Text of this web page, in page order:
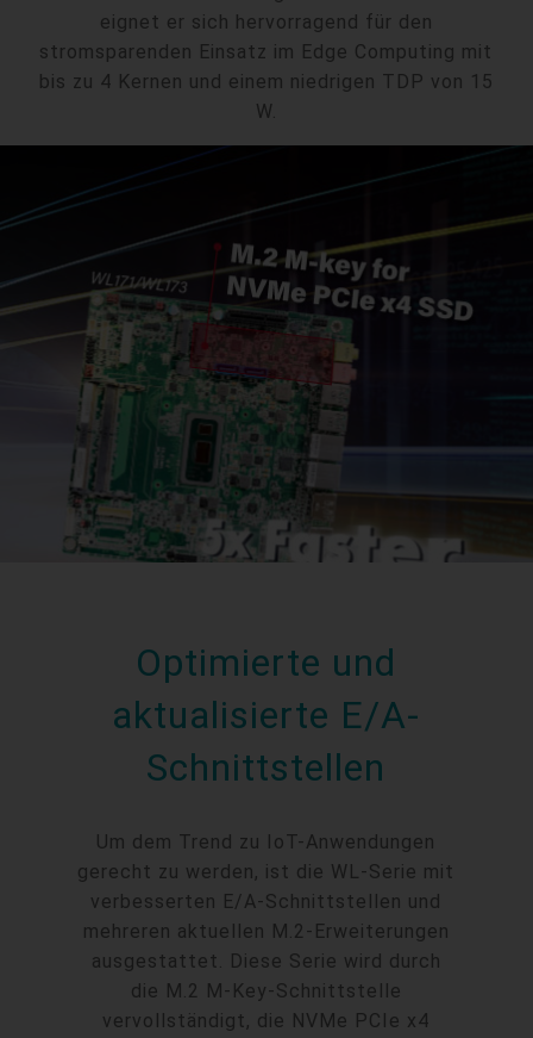
eignet er sich hervorragend für den
stromsparenden Einsatz im Edge Computing mit
bis zu 4 Kernen und einem niedrigen TDP von 15
W.
Optimierte und
aktualisierte E/A-
Schnittstellen
Um dem Trend zu IoT-Anwendungen
gerecht zu werden, ist die WL-Serie mit
verbesserten E/A-Schnittstellen und
mehreren aktuellen M.2-Erweiterungen
ausgestattet. Diese Serie wird durch
die M.2 M-Key-Schnittstelle
vervollständigt, die NVMe PCIe x4